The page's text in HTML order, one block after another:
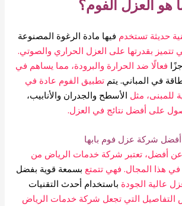
هو العزل الفوم؟
حديثة تستخدم فيها مادة الرغوة المصنوعة
تتميز بقدرتها على العزل الحراري والصوتي.
فعالًا ضد الحرارة والبرودة، مما يساهم في
في المباني. يتم تطبيق الفوم عادة في
للمبنى، مثل الأسطح والجدران والأنابيب،
على أفضل نتائج في العزل.
أفضل شركة عزل فوم بابها
أفضل، تعتبر شركة خدمات الرياض من
في هذا المجال. فهي تتمتع بسمعة قوية بفضل
عالية الجودة باستخدام أحدث التقنيات
التفاصيل التي تجعل شركة خدمات الرياض